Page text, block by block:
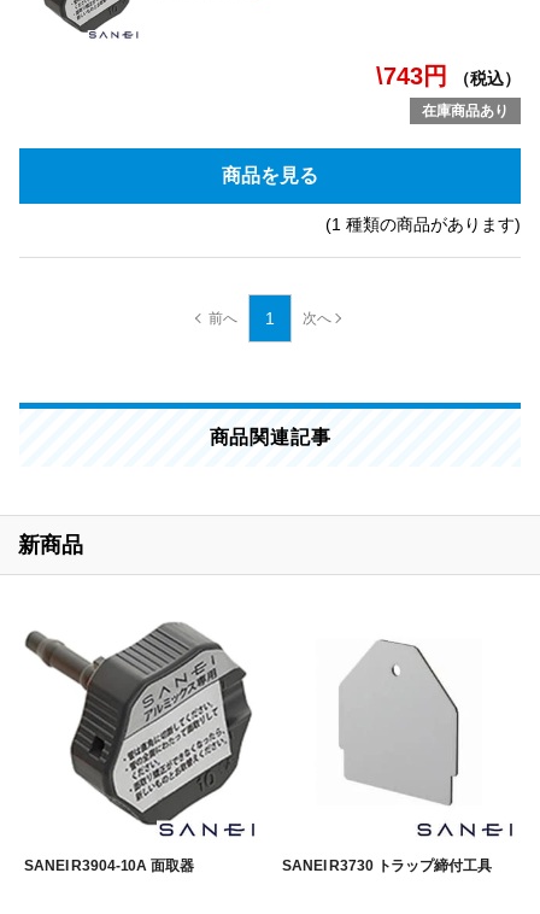
\743円 （税込）
在庫商品あり
商品を見る
(1 種類の商品があります)
1
商品関連記事
新商品
SANEI R3904-10A 面取器 SANEI R3730 トラップ締付工具